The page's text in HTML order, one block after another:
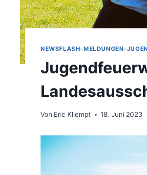
NEWSFLASH-MELDUNGEN-
Von Eric Kliempt 18. Juni 2023